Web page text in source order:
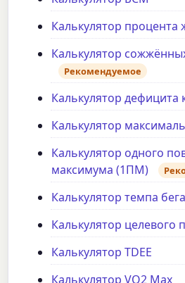
Калькулятор процента
Калькулятор
Рекомендуемое
Калькулятор дефицита
Калькулятор
Калькулятор одного
максимума (1ПМ)
Калькулятор темпа бега
Калькулятор целевого
Калькулятор TDEE
Калькулятор VO2 Max